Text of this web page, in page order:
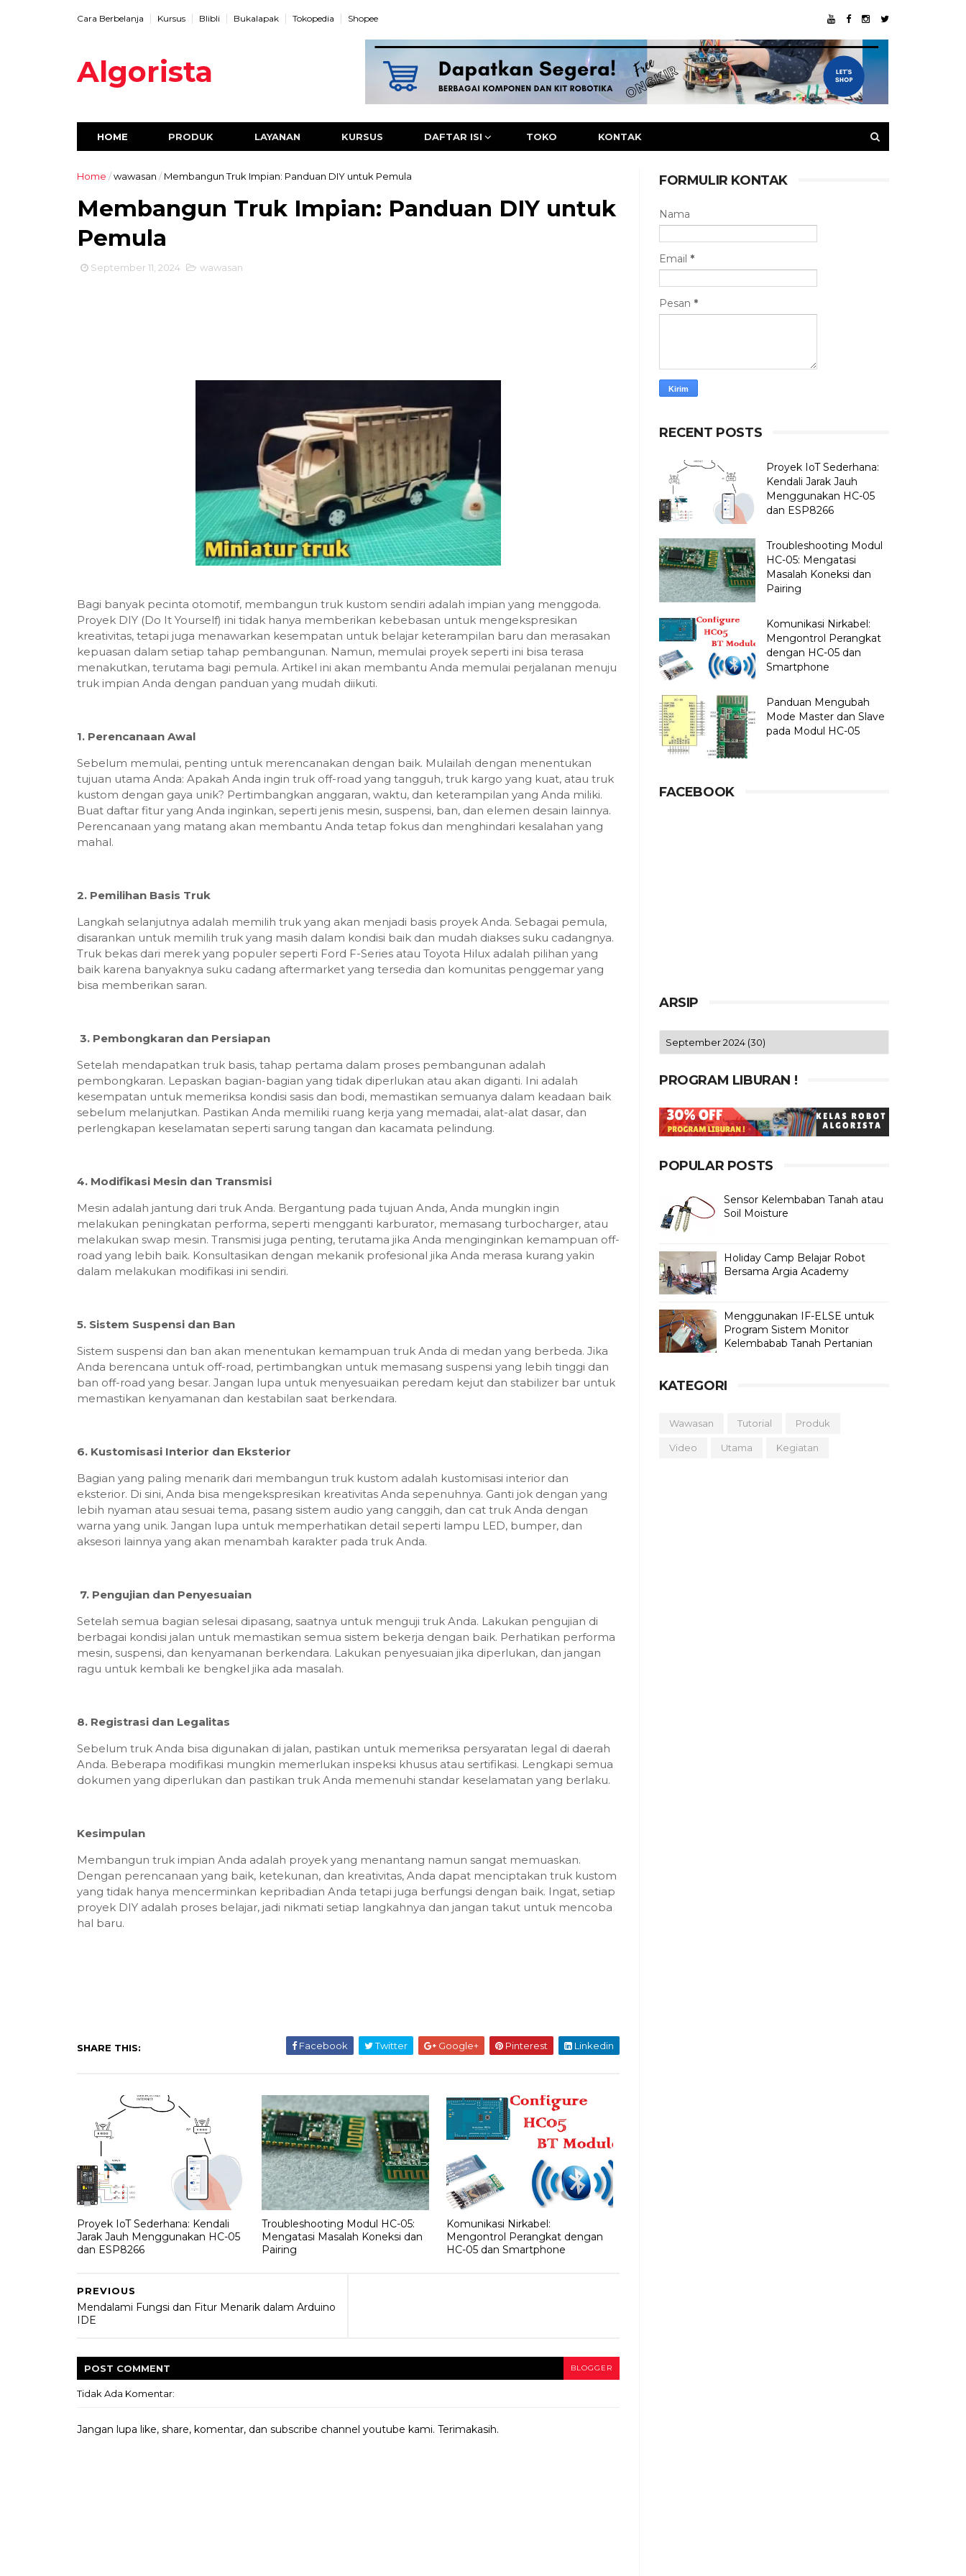
Cara Berbelanja Kursus Blibli Bukalapak Tokopedia Shopee
Algorista
HOME PRODUK LAYANAN KURSUS DAFTAR ISI TOKO KONTAK
Home /wawasan / Membangun Truk Impian: Panduan DIY untuk Pemula
Membangun Truk Impian: Panduan DIY untuk
Pemula
September 11, 2024 wawasan
Bagi banyak pecinta otomotif, membangun truk kustom sendiri adalah impian yang menggoda.
Proyek DIY (Do It Yourself) ini tidak hanya memberikan kebebasan untuk mengekspresikan
kreativitas, tetapi juga menawarkan kesempatan untuk belajar keterampilan baru dan merasakan
kepuasan dalam setiap tahap pembangunan. Namun, memulai proyek seperti ini bisa terasa
menakutkan, terutama bagi pemula. Artikel ini akan membantu Anda memulai perjalanan menuju
truk impian Anda dengan panduan yang mudah diikuti.
1. Perencanaan Awal
Sebelum memulai, penting untuk merencanakan dengan baik. Mulailah dengan menentukan
tujuan utama Anda: Apakah Anda ingin truk off-road yang tangguh, truk kargo yang kuat, atau truk
kustom dengan gaya unik? Pertimbangkan anggaran, waktu, dan keterampilan yang Anda miliki.
Buat daftar fitur yang Anda inginkan, seperti jenis mesin, suspensi, ban, dan elemen desain lainnya.
Perencanaan yang matang akan membantu Anda tetap fokus dan menghindari kesalahan yang
mahal.
2. Pemilihan Basis Truk
Langkah selanjutnya adalah memilih truk yang akan menjadi basis proyek Anda. Sebagai pemula,
disarankan untuk memilih truk yang masih dalam kondisi baik dan mudah diakses suku cadangnya.
Truk bekas dari merek yang populer seperti Ford F-Series atau Toyota Hilux adalah pilihan yang
baik karena banyaknya suku cadang aftermarket yang tersedia dan komunitas penggemar yang
bisa memberikan saran.
3. Pembongkaran dan Persiapan
Setelah mendapatkan truk basis, tahap pertama dalam proses pembangunan adalah
pembongkaran. Lepaskan bagian-bagian yang tidak diperlukan atau akan diganti. Ini adalah
kesempatan untuk memeriksa kondisi sasis dan bodi, memastikan semuanya dalam keadaan baik
sebelum melanjutkan. Pastikan Anda memiliki ruang kerja yang memadai, alat-alat dasar, dan
perlengkapan keselamatan seperti sarung tangan dan kacamata pelindung.
4. Modifikasi Mesin dan Transmisi
Mesin adalah jantung dari truk Anda. Bergantung pada tujuan Anda, Anda mungkin ingin
melakukan peningkatan performa, seperti mengganti karburator, memasang turbocharger, atau
melakukan swap mesin. Transmisi juga penting, terutama jika Anda menginginkan kemampuan off-
road yang lebih baik. Konsultasikan dengan mekanik profesional jika Anda merasa kurang yakin
dalam melakukan modifikasi ini sendiri.
5. Sistem Suspensi dan Ban
Sistem suspensi dan ban akan menentukan kemampuan truk Anda di medan yang berbeda. Jika
Anda berencana untuk off-road, pertimbangkan untuk memasang suspensi yang lebih tinggi dan
ban off-road yang besar. Jangan lupa untuk menyesuaikan peredam kejut dan stabilizer bar untuk
memastikan kenyamanan dan kestabilan saat berkendara.
6. Kustomisasi Interior dan Eksterior
Bagian yang paling menarik dari membangun truk kustom adalah kustomisasi interior dan
eksterior. Di sini, Anda bisa mengekspresikan kreativitas Anda sepenuhnya. Ganti jok dengan yang
lebih nyaman atau sesuai tema, pasang sistem audio yang canggih, dan cat truk Anda dengan
warna yang unik. Jangan lupa untuk memperhatikan detail seperti lampu LED, bumper, dan
aksesori lainnya yang akan menambah karakter pada truk Anda.
7. Pengujian dan Penyesuaian
Setelah semua bagian selesai dipasang, saatnya untuk menguji truk Anda. Lakukan pengujian di
berbagai kondisi jalan untuk memastikan semua sistem bekerja dengan baik. Perhatikan performa
mesin, suspensi, dan kenyamanan berkendara. Lakukan penyesuaian jika diperlukan, dan jangan
ragu untuk kembali ke bengkel jika ada masalah.
8. Registrasi dan Legalitas
Sebelum truk Anda bisa digunakan di jalan, pastikan untuk memeriksa persyaratan legal di daerah
Anda. Beberapa modifikasi mungkin memerlukan inspeksi khusus atau sertifikasi. Lengkapi semua
dokumen yang diperlukan dan pastikan truk Anda memenuhi standar keselamatan yang berlaku.
Kesimpulan
Membangun truk impian Anda adalah proyek yang menantang namun sangat memuaskan.
Dengan perencanaan yang baik, ketekunan, dan kreativitas, Anda dapat menciptakan truk kustom
yang tidak hanya mencerminkan kepribadian Anda tetapi juga berfungsi dengan baik. Ingat, setiap
proyek DIY adalah proses belajar, jadi nikmati setiap langkahnya dan jangan takut untuk mencoba
hal baru.
SHARE THIS: Facebook Twitter Google+ Pinterest Linkedin
Proyek IoT Sederhana: Kendali
Jarak Jauh Menggunakan HC-05
dan ESP8266
Troubleshooting Modul HC-05:
Mengatasi Masalah Koneksi dan
Pairing
Komunikasi Nirkabel:
Mengontrol Perangkat dengan
HC-05 dan Smartphone
PREVIOUS
Mendalami Fungsi dan Fitur Menarik dalam Arduino
IDE
POST COMMENT BLOGGER
Tidak Ada Komentar:
Jangan lupa like, share, komentar, dan subscribe channel youtube kami. Terimakasih.
FORMULIR KONTAK
Nama
Email *
Pesan *
RECENT POSTS
Proyek IoT Sederhana:
Kendali Jarak Jauh
Menggunakan HC-05
dan ESP8266
Troubleshooting Modul
HC-05: Mengatasi
Masalah Koneksi dan
Pairing
Komunikasi Nirkabel:
Mengontrol Perangkat
dengan HC-05 dan
Smartphone
Panduan Mengubah
Mode Master dan Slave
pada Modul HC-05
FACEBOOK
ARSIP
PROGRAM LIBURAN !
POPULAR POSTS
Sensor Kelembaban Tanah atau
Soil Moisture
Holiday Camp Belajar Robot
Bersama Argia Academy
Menggunakan IF-ELSE untuk
Program Sistem Monitor
Kelembabab Tanah Pertanian
KATEGORI
Wawasan Tutorial Produk
Video Utama Kegiatan